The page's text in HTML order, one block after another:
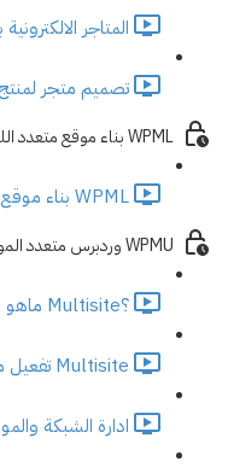
المتاجر الالكترونية
تصميم متجر لمنتج
WPML بناء موقع متعدد اللغات
WPML بناء موقع متعدد اللغات (18:17)
WPMU وردبرس متعدد المواقع
؟Multisite ماهو (5:32)
Multisite تفعيل ميزة (15:02)
ادارة الشبكة